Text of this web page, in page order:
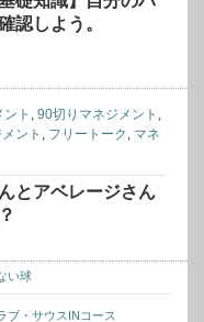
認しよう。
ト ,90切りマネジメント ,
ント , フリートーク , マネ
とアベレージさん
い球
ブ・サウスINコース